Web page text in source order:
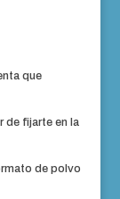
que
de fijarte en la
de polvo